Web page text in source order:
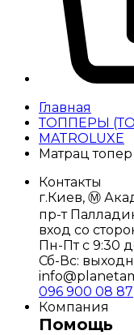
Главная
ТОППЕРЫ
MATROLUXE
Матрац топер
Контакты
г.Киев, Ⓜ️
пр-т
вход со
Пн-Пт с 9:30
Сб-Вс:
096 900 08 87
Компания
Помощь